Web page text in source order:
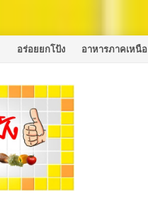
Skip
content
อร่อยยกโป้ง อาหารภาคเหนือ